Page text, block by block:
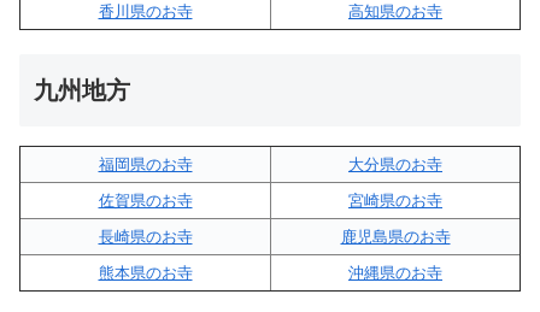
香川県のお寺
高知県のお寺
九州地方
福岡県のお寺
大分県のお寺
佐賀県のお寺
宮崎県のお寺
長崎県のお寺
鹿児島県のお寺
熊本県のお寺
沖縄県のお寺